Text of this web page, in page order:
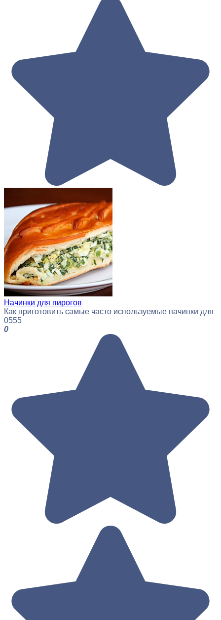
Начинки для пирогов
Как приготовить самые часто используемые начинки для
0555
0